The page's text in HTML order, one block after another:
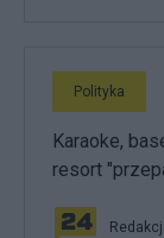
Polityka
Karaoke,
resort